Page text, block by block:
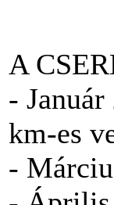
A
-
km-es
-